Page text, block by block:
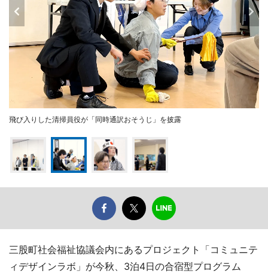
飛び入りした清掃員役が「同時通訳おそうじ」を披露
三股町社会福祉協議会内にあるプロジェクト「コミュニテ
ィデザインラボ」が今秋、3泊4日の合宿型プログラム